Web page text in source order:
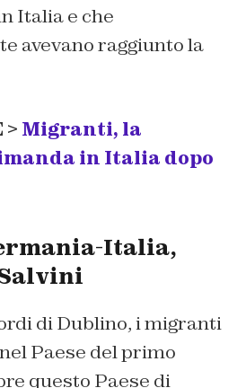
Italia e che
avevano raggiunto la
> Migranti, la
in Italia dopo
Italia,
di Dublino, i migranti
Paese del primo
questo Paese di